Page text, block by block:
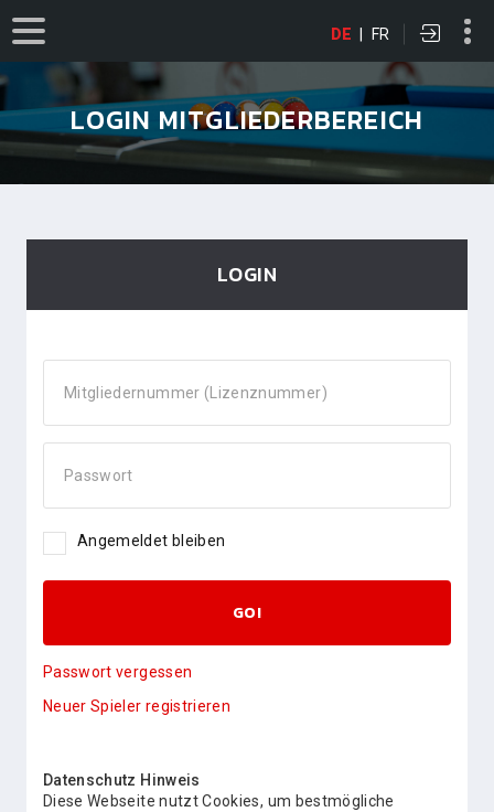
DE | FR
LOGIN MITGLIEDERBEREICH
LOGIN
Mitgliedernummer (Lizenznummer)
Passwort
Angemeldet bleiben
GO!
Passwort vergessen
Neuer Spieler registrieren
Datenschutz Hinweis
Diese Webseite nutzt Cookies, um bestmögliche